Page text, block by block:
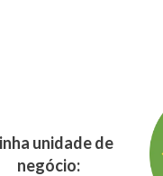
unidade de
negócio: